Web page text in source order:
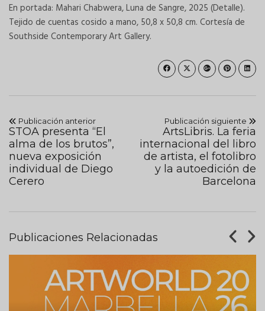
En portada: Mahari Chabwera, Luna de Sangre, 2025 (Detalle).
Tejido de cuentas cosido a mano, 50,8 x 50,8 cm. Cortesía de
Southside Contemporary Art Gallery.
Publicación anterior
STOA presenta “El
alma de los brutos”,
nueva exposición
individual de Diego
Cerero
Publicación siguiente
ArtsLibris. La feria
internacional del libro
de artista, el fotolibro
y la autoedición de
Barcelona
Publicaciones Relacionadas